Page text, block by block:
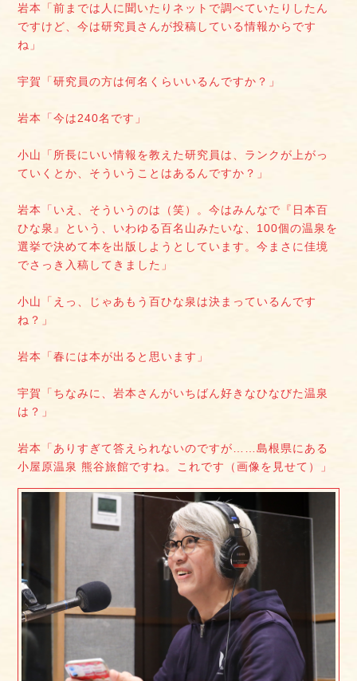
岩本「前までは人に聞いたりネットで調べていたりしたん
ですけど、今は研究員さんが投稿している情報からです
ね」
宇賀「研究員の方は何名くらいいるんですか？」
岩本「今は240名です」
小山「所長にいい情報を教えた研究員は、ランクが上がっ
ていくとか、そういうことはあるんですか？」
岩本「いえ、そういうのは（笑）。今はみんなで『日本百
ひな泉』という、いわゆる百名山みたいな、100個の温泉を
選挙で決めて本を出版しようとしています。今まさに佳境
でさっき入稿してきました」
小山「えっ、じゃあもう百ひな泉は決まっているんです
ね？」
岩本「春には本が出ると思います」
宇賀「ちなみに、岩本さんがいちばん好きなひなびた温泉
は？」
岩本「ありすぎて答えられないのですが……島根県にある
小屋原温泉 熊谷旅館ですね。これです（画像を見せて）」